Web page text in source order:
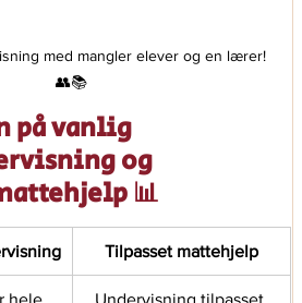
med mangler elever og en lærer!
👥📚
på vanlig
og
📊
Tilpasset mattehjelp
hele Undervisning tilpasset